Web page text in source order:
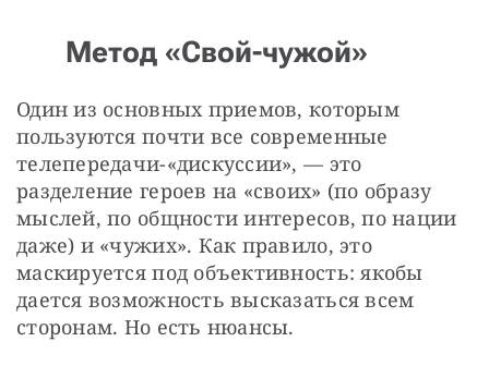
Метод «Свой-чужой»
Один из основных приемов, которым
пользуются почти все современные
телепередачи-«дискуссии», — это
разделение героев на «своих» (по образу
мыслей, по общности интересов, по нации
даже) и «чужих». Как правило, это
маскируется под объективность: якобы
дается возможность высказаться всем
сторонам. Но есть нюансы.